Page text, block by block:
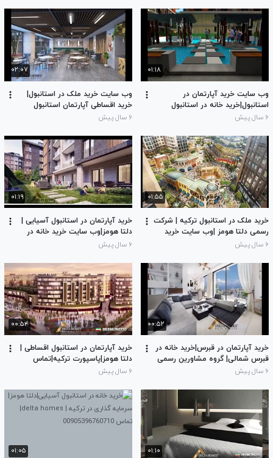
۰۱:۱۸
وب سایت خرید آپارتمان در
استانبول|خرید خانه در استانبول
ترکیه | دلتا هومز
۶ سال پیش
۰۲:۰۷
وب سایت خرید ملک در استانبول|
خرید اقساطی آپارتمان استانبول
ترکیه | دلتا هومز ترکیه
۶ سال پیش
۰۱:۵۵
خرید ملک در استانبول ترکیه | شرکت
رسمی دلتا هومز |وب سایت خرید
آپارتمان در استانبول
۶ سال پیش
۰۱:۱۹
خرید آپارتمان در استانبول آسیایی |
دلتا هومز|وب سایت خرید خانه در
ترکیه|تماس 00905396760710
۶ سال پیش
۰۰:۵۲
خرید آپارتمان در قبرس|خرید خانه در
قبرس شمالی| گروه مشاورین رسمی
دلتا هومز|تماس 00905396760710
۶ سال پیش
۰۰:۵۴
خرید آپارتمان در استانبول اقساطی |
دلتا هومز|پاسپورت ترکیه|تماس
00905396760710
۶ سال پیش
۰۱:۱۰ ۰۱:۰۵